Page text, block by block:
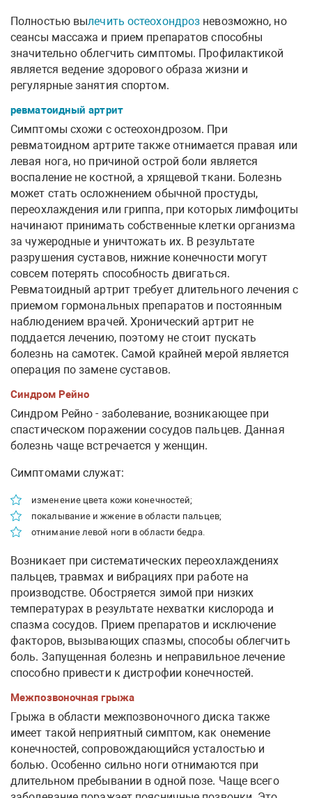
Полностью вылечить остеохондроз невозможно, но
сеансы массажа и прием препаратов способны
значительно облегчить симптомы. Профилактикой
является ведение здорового образа жизни и
регулярные занятия спортом.
ревматоидный артрит
Симптомы схожи с остеохондрозом. При
ревматоидном артрите также отнимается правая или
левая нога, но причиной острой боли является
воспаление не костной, а хрящевой ткани. Болезнь
может стать осложнением обычной простуды,
переохлаждения или гриппа, при которых лимфоциты
начинают принимать собственные клетки организма
за чужеродные и уничтожать их. В результате
разрушения суставов, нижние конечности могут
совсем потерять способность двигаться.
Ревматоидный артрит требует длительного лечения с
приемом гормональных препаратов и постоянным
наблюдением врачей. Хронический артрит не
поддается лечению, поэтому не стоит пускать
болезнь на самотек. Самой крайней мерой является
операция по замене суставов.
Синдром Рейно
Синдром Рейно - заболевание, возникающее при
спастическом поражении сосудов пальцев. Данная
болезнь чаще встречается у женщин.
Симптомами служат:
изменение цвета кожи конечностей;
покалывание и жжение в области пальцев;
отнимание левой ноги в области бедра.
Возникает при систематических переохлаждениях
пальцев, травмах и вибрациях при работе на
производстве. Обостряется зимой при низких
температурах в результате нехватки кислорода и
спазма сосудов. Прием препаратов и исключение
факторов, вызывающих спазмы, способы облегчить
боль. Запущенная болезнь и неправильное лечение
способно привести к дистрофии конечностей.
Межпозвоночная грыжа
Грыжа в области межпозвоночного диска также
имеет такой неприятный симптом, как онемение
конечностей, сопровождающийся усталостью и
болью. Особенно сильно ноги отнимаются при
длительном пребывании в одной позе. Чаще всего